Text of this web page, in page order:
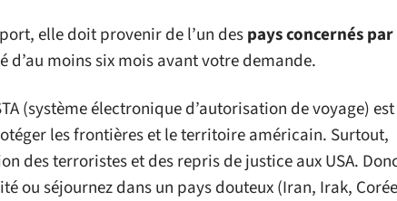
elle doit provenir de l’un despays concernés par
d’au moins six mois avant votre demande.
(système électronique d’autorisation de voyage) est
les frontières et le territoire américain. Surtout,
des terroristes et des repris de justice aux USA.
ou séjournez dans un pays douteux (Iran, Irak, Corée